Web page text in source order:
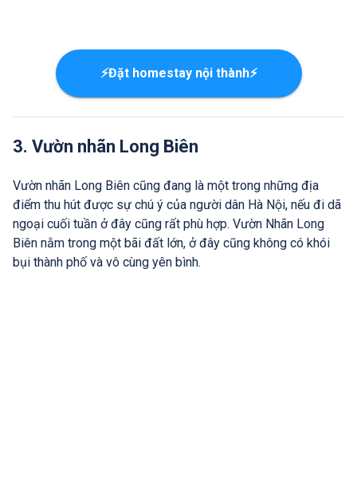
⚡Đặt homestay nội thành⚡
3. Vườn nhãn Long Biên
Vườn nhãn Long Biên cũng đang là một trong những địa
điểm thu hút được sự chú ý của người dân Hà Nội, nếu đi dã
ngoại cuối tuần ở đây cũng rất phù hợp. Vườn Nhãn Long
Biên nằm trong một bãi đất lớn, ở đây cũng không có khói
bụi thành phố và vô cùng yên bình.